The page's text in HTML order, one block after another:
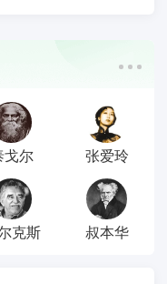
戈尔 张爱玲
克斯 叔本华